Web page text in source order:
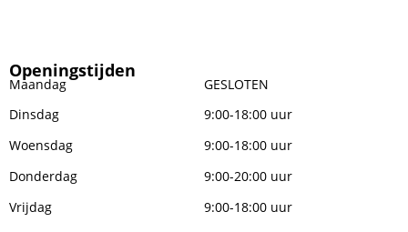
Openingstijden
Maandag
GESLOTEN
Dinsdag
9:00-18:00 uur
Woensdag
9:00-18:00 uur
Donderdag
9:00-20:00 uur
Vrijdag
9:00-18:00 uur